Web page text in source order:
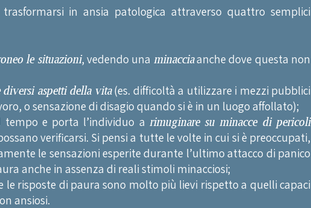
in ansia patologica attraverso quattro semplici
le situazioni, vedendo una minacciaanche dove questa non
diversi aspetti della vita(es. difficoltà a utilizzare i mezzi pubblici
o sensazione di disagio quando si è in un luogo affollato);
tempo e porta l’individuo a rimuginare su minacce di pericoli
verificarsi. Si pensi a tutte le volte in cui si è preoccupati,
le sensazioni esperite durante l’ultimo attacco di panico
anche in assenza di reali stimoli minacciosi;
le risposte di paura sono molto più lievi rispetto a quelli capaci
ansiosi.